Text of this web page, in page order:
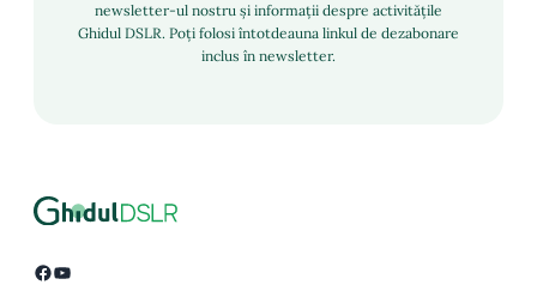
newsletter-ul nostru și informații despre activitățile
Ghidul DSLR. Poți folosi întotdeauna linkul de dezabonare
inclus în newsletter.
Facebook YouTube